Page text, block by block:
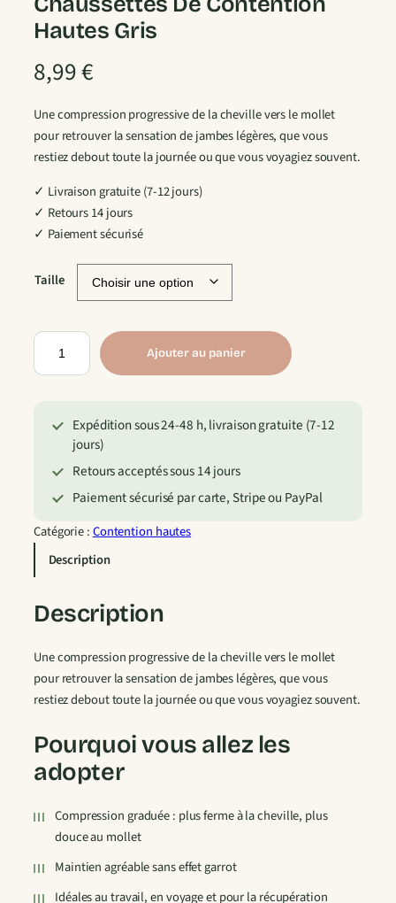
Hautes Gris
8,99€
Une compression progressive de la cheville vers le mollet
pour retrouver la sensation de jambes légères, que vous
restiez debout toute la journée ou que vous voyagiez souvent.
✓ Livraison gratuite (7-12 jours)
✓ Retours 14 jours
✓ Paiement sécurisé
Taille
q
e
h
u
s
e
t
e
s
D
e
n
t
Ajouter au panier
Expédition sous 24-48 h, livraison gratuite (7-12
jours)
Retours acceptés sous 14 jours
Paiement sécurisé par carte, Stripe ou PayPal
Catégorie :Contention hautes
Description
Description
Une compression progressive de la cheville vers le mollet
pour retrouver la sensation de jambes légères, que vous
restiez debout toute la journée ou que vous voyagiez souvent.
Pourquoi vous allez les
adopter
Compression graduée : plus ferme à la cheville, plus
douce au mollet
Maintien agréable sans effet garrot
Idéales au travail, en voyage et pour la récupération